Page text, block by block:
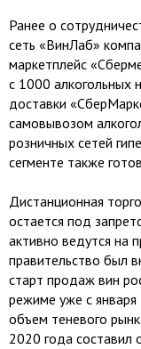
Ранее о
сеть «ВинЛаб»
маркетплейс
с 1000 алкогольных
доставки
самовывозом
розничных сетей
сегменте также
Дистанционная
остается под
активно ведутся на
правительство был
старт продаж вин
режиме уже с
объем теневого
2020 года составил